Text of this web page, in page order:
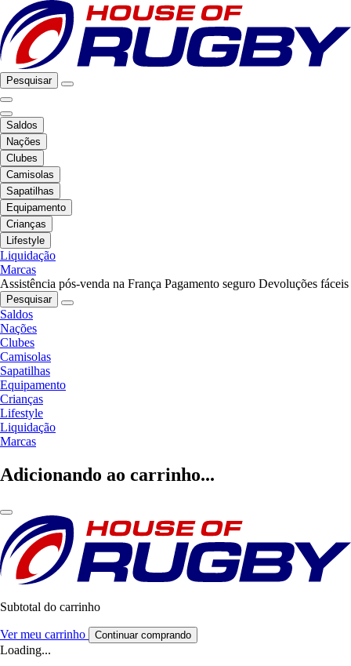
Pesquisar
Saldos
Nações
Clubes
Camisolas
Sapatilhas
Equipamento
Crianças
Lifestyle
Liquidação
Marcas
Assistência pós-venda na França Pagamento seguro Devoluções fáceis
Pesquisar
Saldos
Nações
Clubes
Camisolas
Sapatilhas
Equipamento
Crianças
Lifestyle
Liquidação
Marcas
Adicionando ao carrinho...
Subtotal do carrinho
Ver meu carrinho Continuar comprando
Loading...